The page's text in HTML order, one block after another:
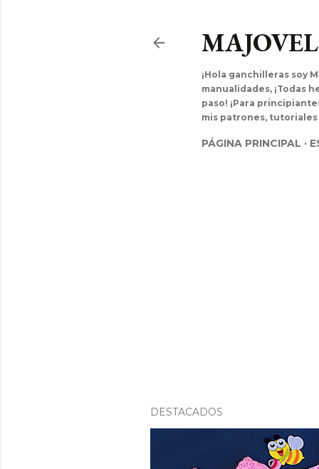
¡Hola ganchilleras soy
manualidades, ¡Todas
paso! ¡Para
mis patrones, tutoriales
PÁGINA PRINCIPAL
DESTACADOS